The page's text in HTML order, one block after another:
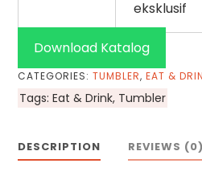
eksklusif
Download Katalog
CATEGORIES: TUMBLER, EAT &
Tags: Eat & Drink, Tumbler
DESCRIPTION REVIEWS (0)